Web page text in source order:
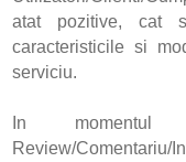
atat pozitive, cat
caracteristicile si
serviciu.
In momentul
Review/